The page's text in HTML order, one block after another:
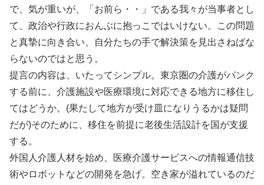
で、気が重いが、「お前ら・・」である我々が当事者とし
て、政治や行政におんぶに抱っこではいけない。この問題
と真摯に向き合い、自分たちの手で解決策を見出さねばな
らないのではと思う。
提言の内容は、いたってシンプル。東京圏の介護がパンク
する前に、介護施設や医療環境に対応できる地方に移住し
てはどうか。(果たして地方が受け皿になりうるかは疑問
だが)そのために、移住を前提に老後生活設計を国が支援
する。
外国人介護人材を始め、医療介護サービスへの情報通信技
術やロボットなどの開発を急げ。空き家が溢れているのだ